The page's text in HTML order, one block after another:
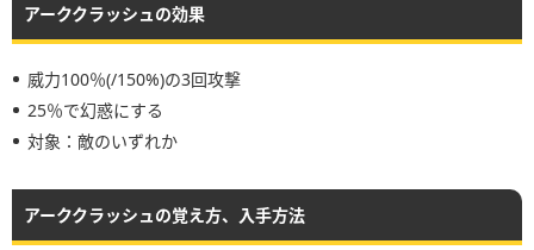
アーククラッシュの効果
威力100％(/150%)の3回攻撃
25％で幻惑にする
対象：敵のいずれか
アーククラッシュの覚え方、入手方法